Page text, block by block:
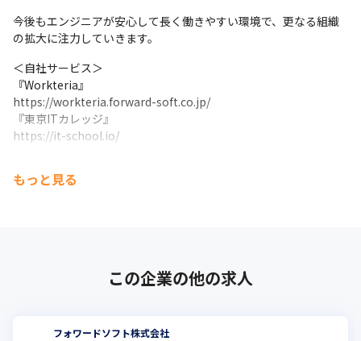
今後もエンジニアが安心して長く働きやすい環境で、更なる組織
の拡大に注力していきます。
＜自社サービス＞
『Workteria』
https://workteria.forward-soft.co.jp/
『東京ITカレッジ』
https://it-school.io/
もっと見る
この企業の他の求人
フォワードソフト株式会社